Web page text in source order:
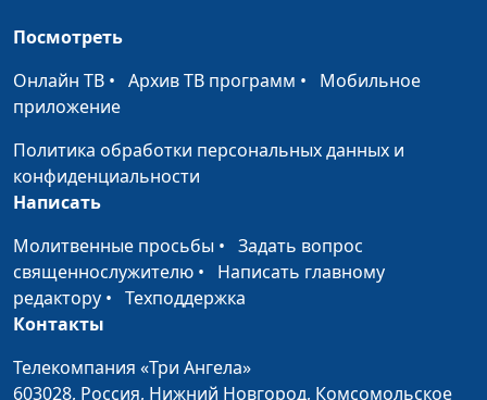
Интуиция - существует
ли она?
Айгуль Иншакова,
Профилактика
социального сиротства
Анна Ронжина,
наук, руководитель
Центра поддержки
родительство в семьях с
Посмотреть
Онлайн ТВ • Архив ТВ программ • Мобильное
приложение
Политика обработки персональных данных и
конфиденциальности
Написать
Молитвенные просьбы • Задать вопрос
священнослужителю • Написать главному
редактору • Техподдержка
Контакты
Телекомпания «Три Ангела»
603028, Россия, Нижний Новгород, Комсомольское